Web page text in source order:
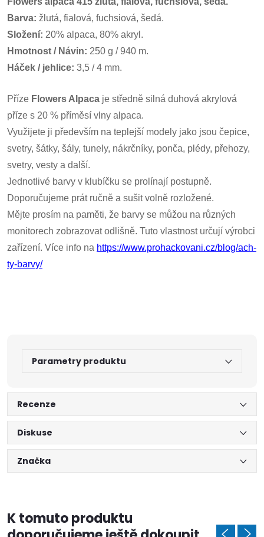
Barva: žlutá, fialová, fuchsiová, šedá.
Složení: 20% alpaca, 80% akryl.
Hmotnost / Návin: 250 g / 940 m.
Háček / jehlice: 3,5 / 4 mm.
Příze Flowers Alpaca je středně silná duhová akrylová
příze s 20 % příměsí vlny alpaca.
Využijete ji především na teplejší modely jako jsou čepice,
svetry, šátky, šály, tunely, nákrčníky, ponča, plédy, přehozy,
svetry, vesty a další.
Jednotlivé barvy v klubíčku se prolínají postupně.
Doporučujeme prát ručně a sušit volně rozložené.
Mějte prosím na paměti, že barvy se můžou na různých
monitorech zobrazovat odlišně. Tuto vlastnost určují výrobci
zařízení. Více info na https://www.prohackovani.cz/blog/ach-
ty-barvy/
Parametry produktu
Recenze
Diskuse
Značka
K tomuto produktu